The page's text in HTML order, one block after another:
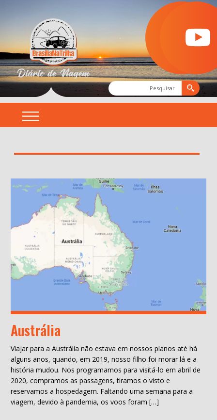
Austrália
Viajar para a Austrália não estava em nossos planos até há
alguns anos, quando, em 2019, nosso filho foi morar lá e a
história mudou. Nos programamos para visitá-lo em abril de
2020, compramos as passagens, tiramos o visto e
reservamos a hospedagem. Faltando uma semana para a
viagem, devido à pandemia, os voos foram […]